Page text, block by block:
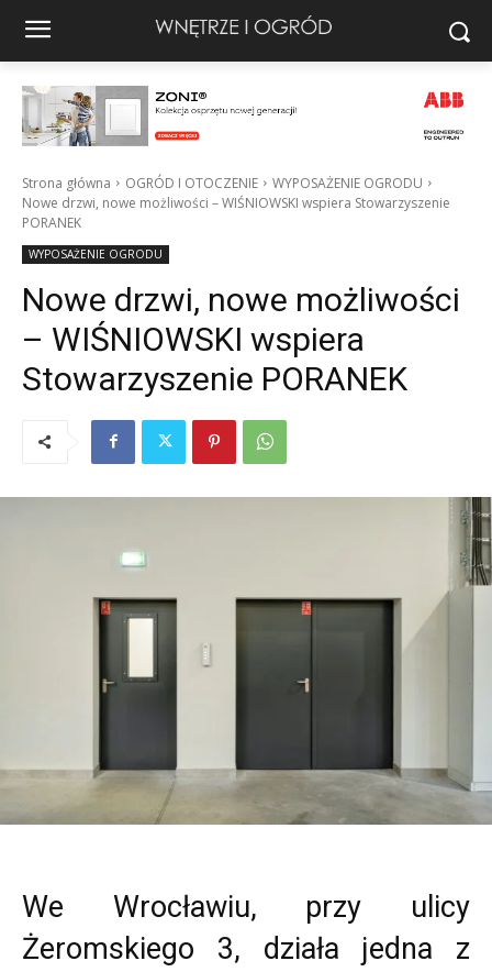
Strona główna OGRÓD I OTOCZENIE
WYPOSAŻENIE OGRODU
Nowe drzwi, nowe możliwości – WIŚNIOWSKI wspiera Stowarzyszenie
PORANEK
WYPOSAŻENIE OGRODU
Nowe drzwi, nowe możliwości
– WIŚNIOWSKI wspiera
Stowarzyszenie PORANEK
We Wrocławiu, przy ulicy
Żeromskiego 3, działa jedna z